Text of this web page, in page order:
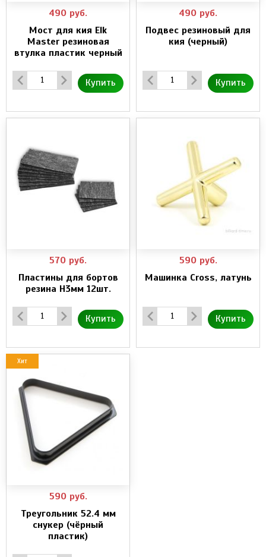
490 руб.
Мост для кия Elk
Master резиновая
втулка пластик черный
Купить
490 руб.
Подвес резиновый для
кия (черный)
Купить
570 руб.
Пластины для бортов
резина H3мм 12шт.
Купить
590 руб.
Машинка Cross, латунь
Купить
Хит
590 руб.
Треугольник 52.4 мм
снукер (чёрный
пластик)